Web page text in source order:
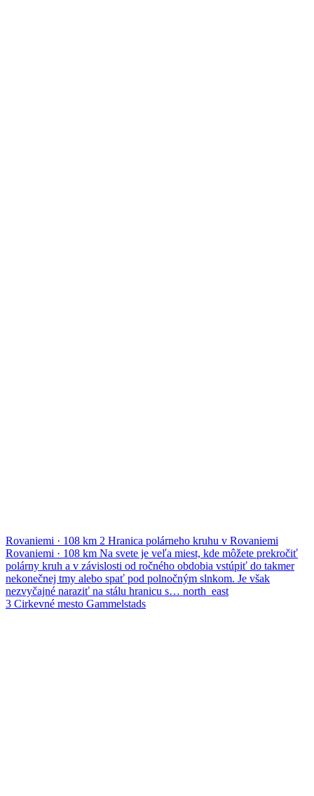
Rovaniemi · 108 km 2 Hranica polárneho kruhu v Rovaniemi
Rovaniemi · 108 km Na svete je veľa miest, kde môžete prekročiť
polárny kruh a v závislosti od ročného obdobia vstúpiť do takmer
nekonečnej tmy alebo spať pod polnočným slnkom. Je však
nezvyčajné naraziť na stálu hranicu s… north_east
3 Cirkevné mesto Gammelstads